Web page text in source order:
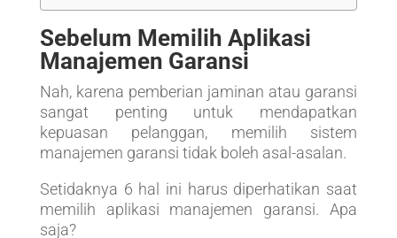
Sebelum Memilih Aplikasi
Manajemen Garansi
Nah, karena pemberian jaminan atau garansi
sangat penting untuk mendapatkan
kepuasan pelanggan, memilih sistem
manajemen garansi tidak boleh asal-asalan.
Setidaknya 6 hal ini harus diperhatikan saat
memilih aplikasi manajemen garansi. Apa
saja?